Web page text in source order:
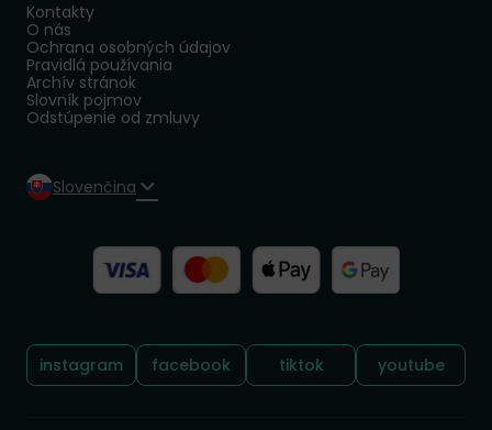
Kontakty
O nás
Ochrana osobných údajov
Pravidlá používania
Archív stránok
Slovník pojmov
Odstúpenie od zmluvy
Slovenčina
Sledujte nás:
instagram facebook tiktok youtube